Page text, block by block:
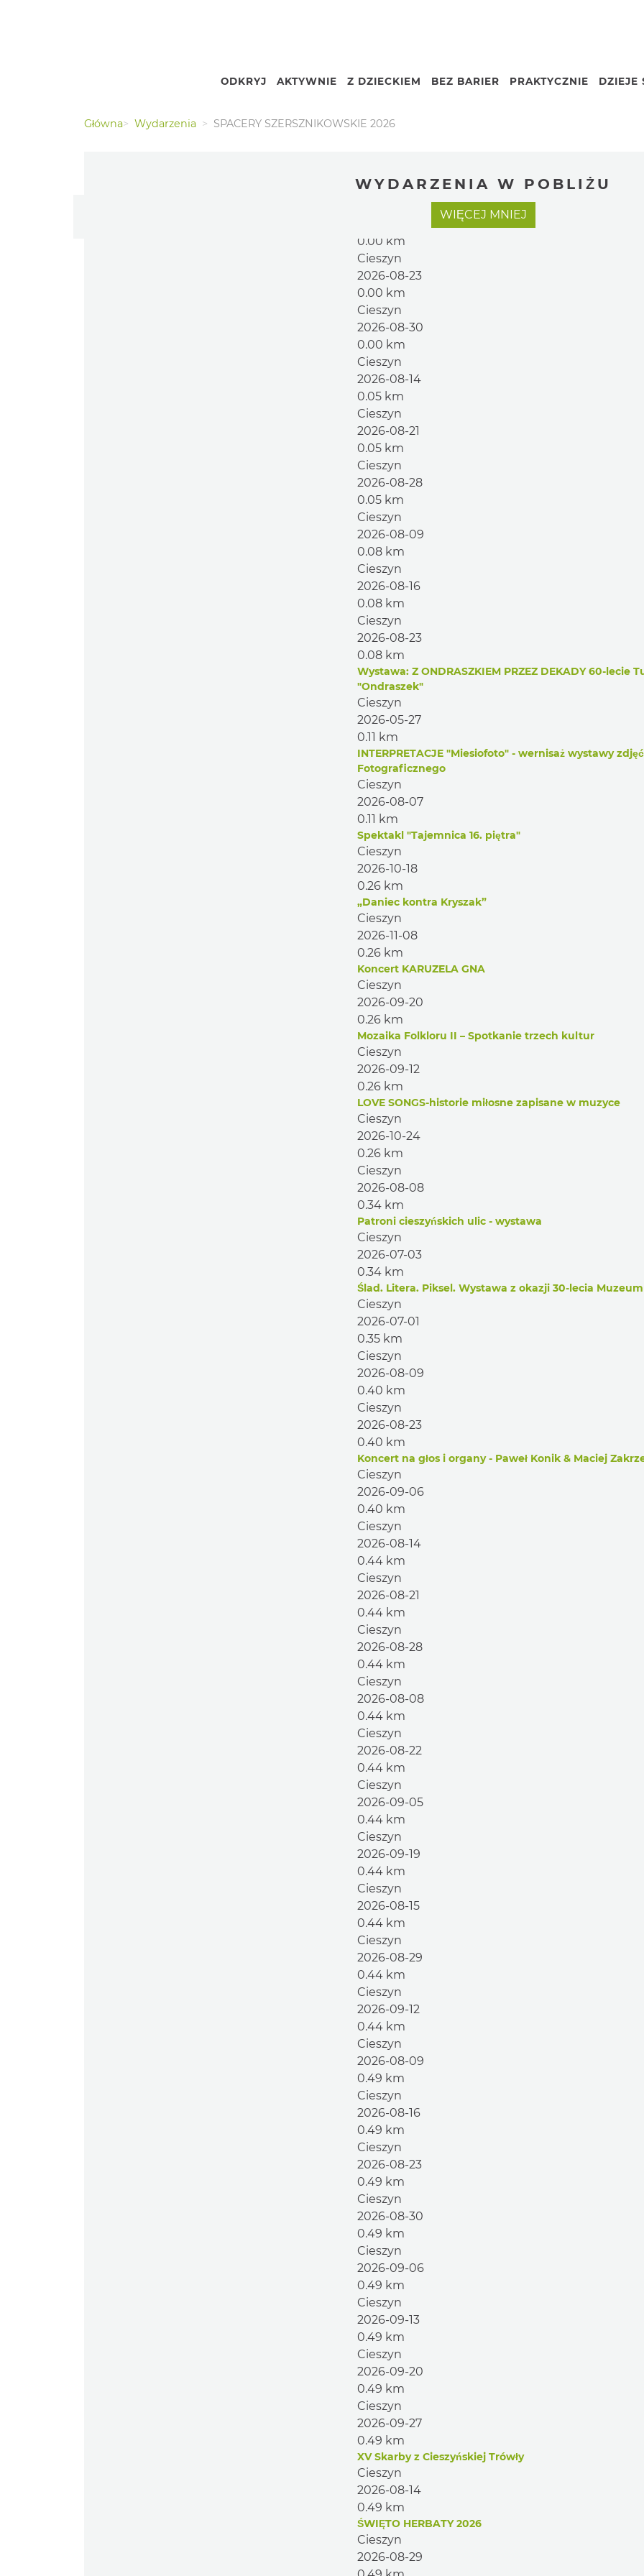
ODKRYJ AKTYWNIE Z DZIECKIEM BEZ BARIER PRAKTYCZNIE DZIEJE
Nr. Podgląd
Główna Wydarzenia SPACERY SZERSZNIKOWSKIE 2026
WYDARZENIA W POBLIŻU
0.00 km
Cieszyn
2026-08-23
0.00 km
Cieszyn
2026-08-30
0.00 km
Cieszyn
2026-08-14
0.05 km
Cieszyn
2026-08-21
0.05 km
Cieszyn
2026-08-28
0.05 km
Cieszyn
2026-08-09
0.08 km
Cieszyn
2026-08-16
0.08 km
Cieszyn
2026-08-23
0.08 km
Wystawa: Z ONDRASZKIEM PRZEZ DEKADY 60-lecie
"Ondraszek"
Cieszyn
2026-05-27
0.11 km
INTERPRETACJE "Miesiofoto" - wernisaż wystawy
Fotograficznego
Cieszyn
2026-08-07
0.11 km
Spektakl "Tajemnica 16. piętra"
Cieszyn
2026-10-18
0.26 km
„Daniec kontra Kryszak”
Cieszyn
2026-11-08
0.26 km
Koncert KARUZELA GNA
Cieszyn
2026-09-20
0.26 km
Mozaika Folkloru II – Spotkanie trzech kultur
Cieszyn
2026-09-12
0.26 km
LOVE SONGS-historie miłosne zapisane w muzyce
Cieszyn
2026-10-24
0.26 km
Cieszyn
2026-08-08
0.34 km
Patroni cieszyńskich ulic - wystawa
Cieszyn
2026-07-03
0.34 km
Ślad. Litera. Piksel. Wystawa z okazji 30-lecia
Cieszyn
2026-07-01
0.35 km
Cieszyn
2026-08-09
0.40 km
Cieszyn
2026-08-23
0.40 km
Koncert na głos i organy - Paweł Konik & Maciej
Cieszyn
2026-09-06
0.40 km
Cieszyn
2026-08-14
0.44 km
Cieszyn
2026-08-21
0.44 km
Cieszyn
2026-08-28
0.44 km
Cieszyn
2026-08-08
0.44 km
Cieszyn
2026-08-22
0.44 km
Cieszyn
2026-09-05
0.44 km
Cieszyn
2026-09-19
0.44 km
Cieszyn
2026-08-15
0.44 km
Cieszyn
2026-08-29
0.44 km
Cieszyn
2026-09-12
0.44 km
Cieszyn
2026-08-09
0.49 km
Cieszyn
2026-08-16
0.49 km
Cieszyn
2026-08-23
0.49 km
Cieszyn
2026-08-30
0.49 km
Cieszyn
2026-09-06
0.49 km
Cieszyn
2026-09-13
0.49 km
Cieszyn
2026-09-20
0.49 km
Cieszyn
2026-09-27
0.49 km
XV Skarby z Cieszyńskiej Trówły
Cieszyn
2026-08-14
0.49 km
ŚWIĘTO HERBATY 2026
Cieszyn
2026-08-29
WIĘCEJ MNIEJ